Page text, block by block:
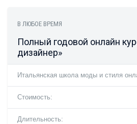
В ЛЮБОЕ ВРЕМЯ
Полный годовой онлайн
дизайнер»
Итальянская школа моды и стиля
Стоимость:
Длительность: